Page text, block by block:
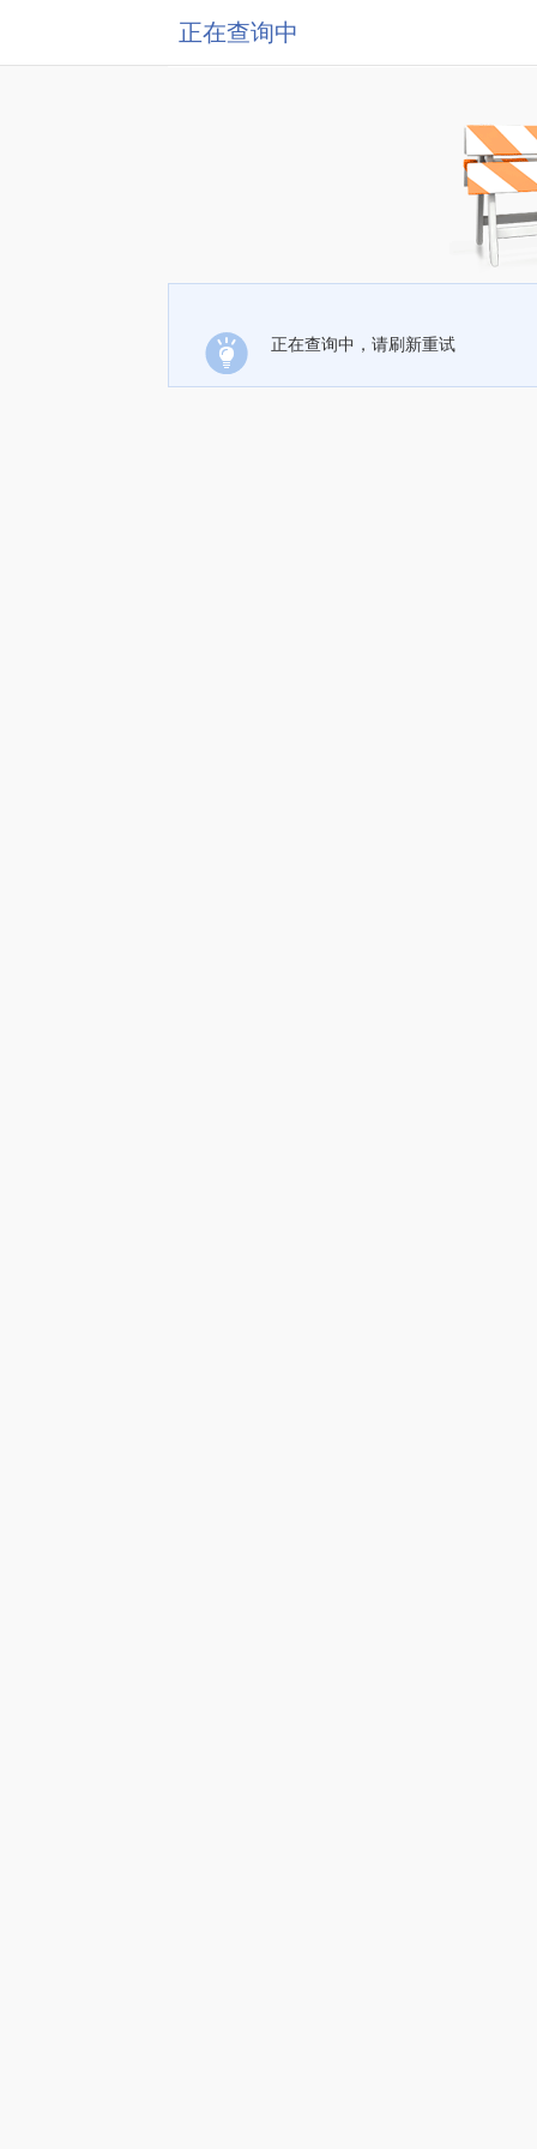
正在查询中
正在查询中，请刷新重试